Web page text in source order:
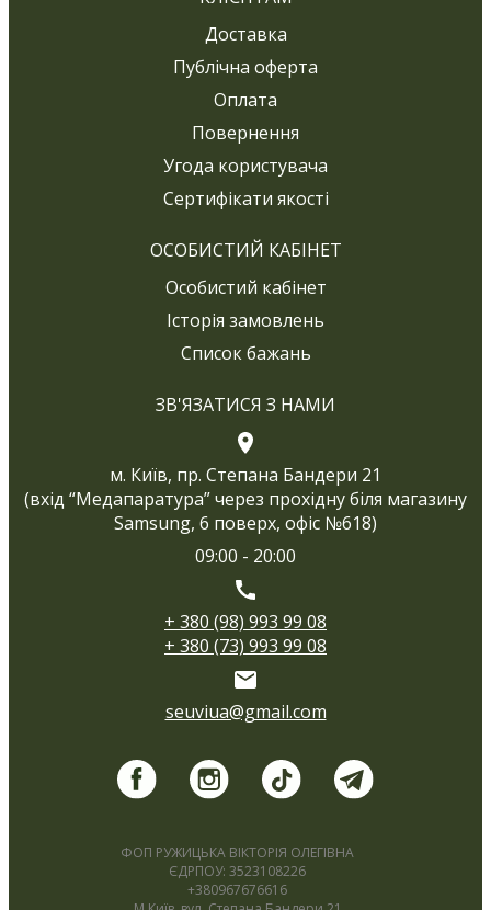
Доставка
Публічна оферта
Оплата
Повернення
Угода користувача
Сертифікати якості
ОСОБИСТИЙ КАБІНЕТ
Особистий кабінет
Історія замовлень
Список бажань
ЗВ'ЯЗАТИСЯ З НАМИ
м. Київ, пр. Степана Бандери 21
(вхід “Медапаратура” через прохідну біля магазину
Samsung, 6 поверх, офіс №618)
09:00 - 20:00
+ 380 (98) 993 99 08
+ 380 (73) 993 99 08
seuviua@gmail.com
ФОП РУЖИЦЬКА ВІКТОРІЯ ОЛЕГІВНА
ЄДРПОУ: 3523108226
+380967676616